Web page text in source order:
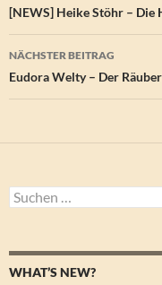
[NEWS] Heike Stöhr – Die
NÄCHSTER BEITRAG
Eudora Welty – Der
Suchen
nach:
WHAT’S NEW?